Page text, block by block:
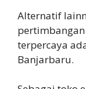
Alternatif
terpercaya
Banjarbaru.